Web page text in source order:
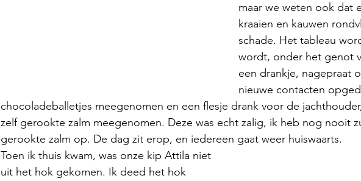
maar we weten ook dat
kraaien en kauwen
schade. Het tableau
wordt, onder het genot
een drankje, nagepraat
nieuwe contacten
chocoladeballetjes meegenomen en een flesje drank voor de
zelf gerookte zalm meegenomen. Deze was echt zalig, ik heb nog nooit
gerookte zalm op. De dag zit erop, en iedereen gaat weer huiswaarts.
Toen ik thuis kwam, was onze kip Attila niet
uit het hok gekomen. Ik deed het hok